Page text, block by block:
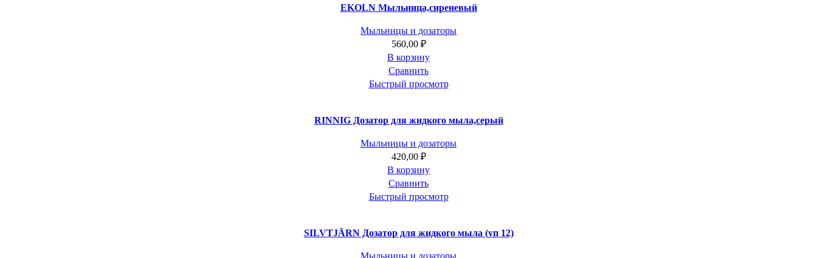
EKOLN Мыльница,сиреневый
Мыльницы и дозаторы
560,00 ₽
В корзину
Сравнить
Быстрый просмотр
RINNIG Дозатор для жидкого мыла,серый
Мыльницы и дозаторы
420,00 ₽
В корзину
Сравнить
Быстрый просмотр
SILVTJÄRN Дозатор для жидкого мыла (уп 12)
Мыльницы и дозаторы